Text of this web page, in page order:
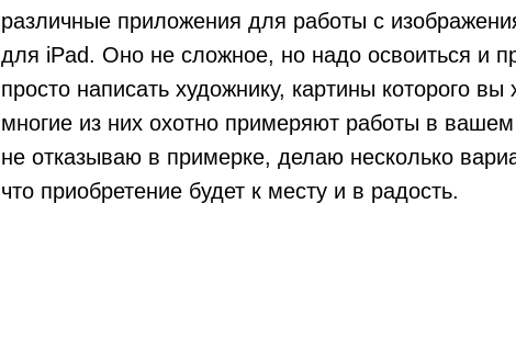
различные приложения для работы с
для iPad. Оно не сложное, но надо освоиться и
просто написать художнику, картины которого вы
многие из них охотно примеряют работы в
не отказываю в примерке, делаю несколько
что приобретение будет к месту и в радость.